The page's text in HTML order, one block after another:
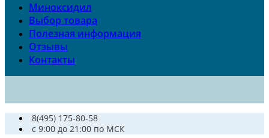
Миноксидил
Выбор товара
Полезная информация
Отзывы
Контакты
8(495) 175-80-58
c 9:00 до 21:00 по МСК